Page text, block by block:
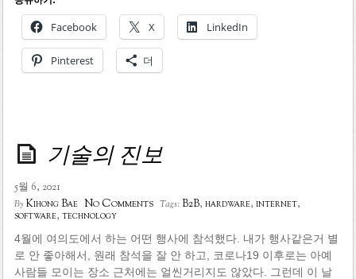
Facebook X LinkedIn
Pinterest 더
기술의 진보
5월 6, 2021
ByKihong Bae No Comments Tags: B2B, hardware, internet,
software, technology
4월에 여의도에서 하는 어떤 행사에 참석했다. 내가 행사같은거 별
로 안 좋아해서, 원래 참석을 잘 안 하고, 코로나19 이후로는 아예
사람들 모이는 장소 근처에는 얼씬거리지도 않았다. 그런데 이 날